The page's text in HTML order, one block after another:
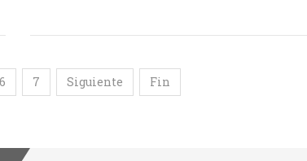
6 7 Siguiente Fin